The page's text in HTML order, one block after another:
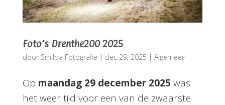
Foto’s Drenthe200 2025
door Smilda Fotografie | dec 29, 2025 | Algemeen
Op maandag 29 december 2025 was
het weer tijd voor een van de zwaarste